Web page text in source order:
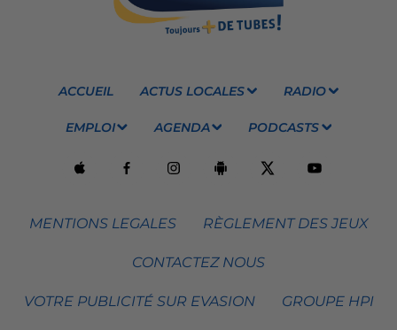
ACCUEIL ACTUS LOCALES RADIO
EMPLOI AGENDA PODCASTS
MENTIONS LEGALES RÈGLEMENT DES JEUX
CONTACTEZ NOUS
VOTRE PUBLICITÉ SUR EVASION GROUPE HPI